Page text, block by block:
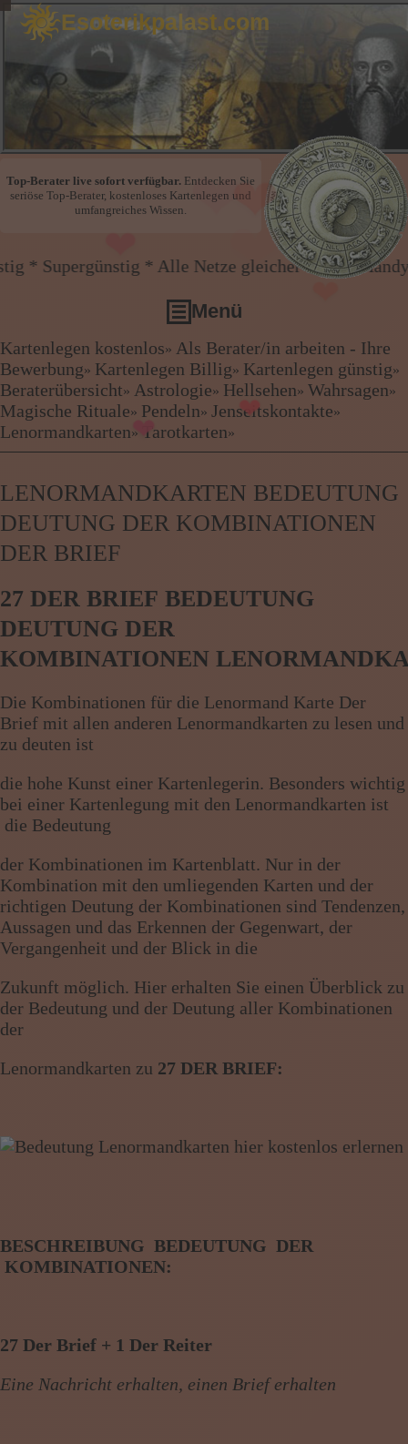
❤
❤
Esoterikpalast.com
Top-Berater live sofort verfügbar.Entdecken Sie
seriöse Top-Berater, kostenloses Kartenlegen und
umfangreiches Wissen.
* Alle Netze gleicher Preis * Handy und Festnetz
Menü
Kartenlegen kostenlos
Als Berater/in arbeiten - Ihre Bewerbung
Kartenlegen Billig
Kartenlegen günstig
Beraterübersicht
Hellsehen
Wahrsagen
Magische Rituale
Pendeln
Lenormandkarten
Tarotkarten
Menü: Beraterübersicht von A bis Z
Menü: Kartenlegen kostenlos, Jobs,
Wissen von A - Z
Kartenlegen kostenlos» Als Berater/in arbeiten - Ihre
Bewerbung» Kartenlegen Billig» Kartenlegen günstig»
Beraterübersicht» Astrologie» Hellsehen» Wahrsagen»
Magische Rituale» Pendeln» Jenseitskontakte»
Lenormandkarten» Tarotkarten»
LENORMANDKARTEN BEDEUTUNG
DEUTUNG DER KOMBINATIONEN
DER BRIEF
27 DER BRIEF BEDEUTUNG
DEUTUNG DER
KOMBINATIONEN
Die Kombinationen für die Lenormand Karte Der
Brief mit allen anderen Lenormandkarten zu lesen und
zu deuten ist
die hohe Kunst einer Kartenlegerin. Besonders wichtig
bei einer Kartenlegung mit den Lenormandkarten ist
die Bedeutung
der Kombinationen im Kartenblatt. Nur in der
Kombination mit den umliegenden Karten und der
richtigen Deutung der Kombinationen sind Tendenzen,
Aussagen und das Erkennen der Gegenwart, der
Vergangenheit und der Blick in die
Zukunft möglich. Hier erhalten Sie einen Überblick zu
der Bedeutung und der Deutung aller Kombinationen
der
Lenormandkarten zu 27 DER BRIEF:
BESCHREIBUNG BEDEUTUNG DER
KOMBINATIONEN:
27 Der Brief + 1 Der Reiter
Eine Nachricht erhalten, einen Brief erhalten